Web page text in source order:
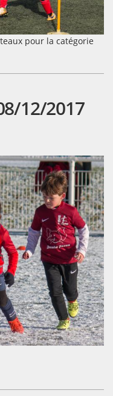
pour la catégorie
12/2017